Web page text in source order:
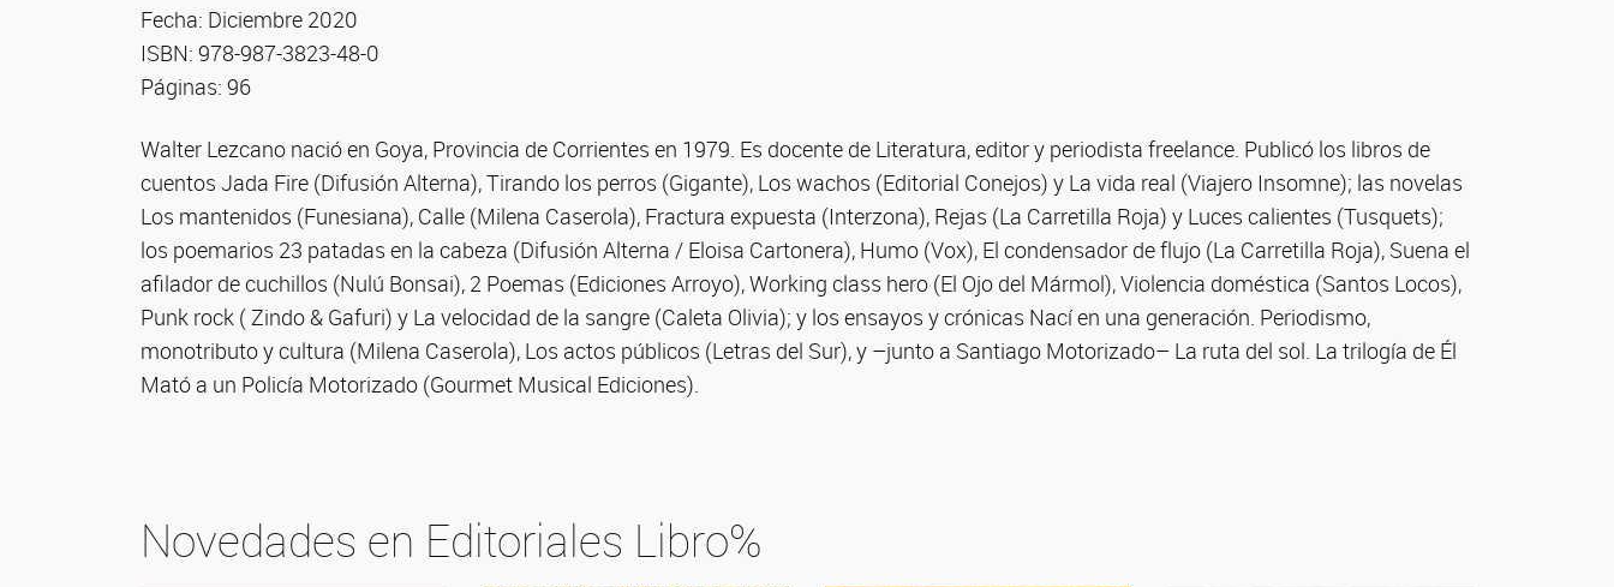
Fecha: Diciembre 2020
ISBN: 978-987-3823-48-0
Páginas: 96
Walter Lezcano nació en Goya, Provincia de Corrientes en 1979. Es docente de Literatura, editor y periodista freelance. Publicó los libros de
cuentos Jada Fire (Difusión Alterna), Tirando los perros (Gigante), Los wachos (Editorial Conejos) y La vida real (Viajero Insomne); las novelas
Los mantenidos (Funesiana), Calle (Milena Caserola), Fractura expuesta (Interzona), Rejas (La Carretilla Roja) y Luces calientes (Tusquets);
los poemarios 23 patadas en la cabeza (Difusión Alterna / Eloisa Cartonera), Humo (Vox), El condensador de flujo (La Carretilla Roja), Suena el
afilador de cuchillos (Nulú Bonsai), 2 Poemas (Ediciones Arroyo), Working class hero (El Ojo del Mármol), Violencia doméstica (Santos Locos),
Punk rock ( Zindo & Gafuri) y La velocidad de la sangre (Caleta Olivia); y los ensayos y crónicas Nací en una generación. Periodismo,
monotributo y cultura (Milena Caserola), Los actos públicos (Letras del Sur), y –junto a Santiago Motorizado– La ruta del sol. La trilogía de Él
Mató a un Policía Motorizado (Gourmet Musical Ediciones).
Novedades en Editoriales Libro%